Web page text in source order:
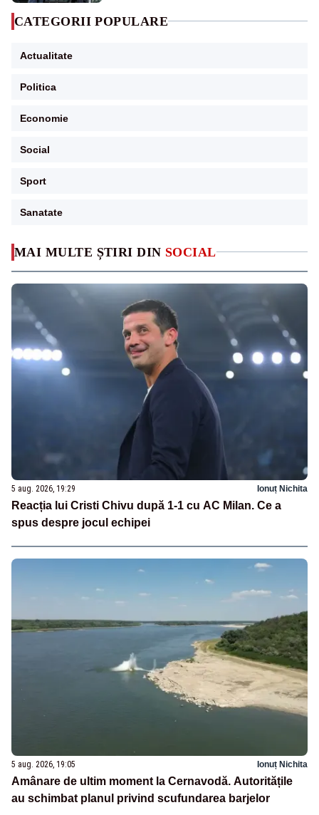
MAI MULTE ȘTIRI DIN SOCIAL
5 aug. 2026, 19:29 Ionuț Nichita
Reacția lui Cristi Chivu după 1-1 cu AC Milan. Ce a
spus despre jocul echipei
5 aug. 2026, 19:05 Ionuț Nichita
Amânare de ultim moment la Cernavodă. Autoritățile
au schimbat planul privind scufundarea barjelor
CATEGORII POPULARE
Actualitate
Politica
Economie
Social
Sport
Sanatate